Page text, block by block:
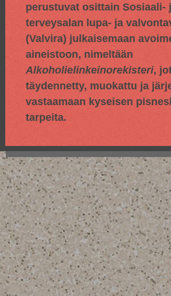
perustuvat osittain Sosiaali-
terveysalan lupa- ja
(Valvira) julkaisemaan
aineistoon, nimeltään
Alkoholielinkeinorekisteri,
täydennetty, muokattu ja
vastaamaan kyseisen
tarpeita.